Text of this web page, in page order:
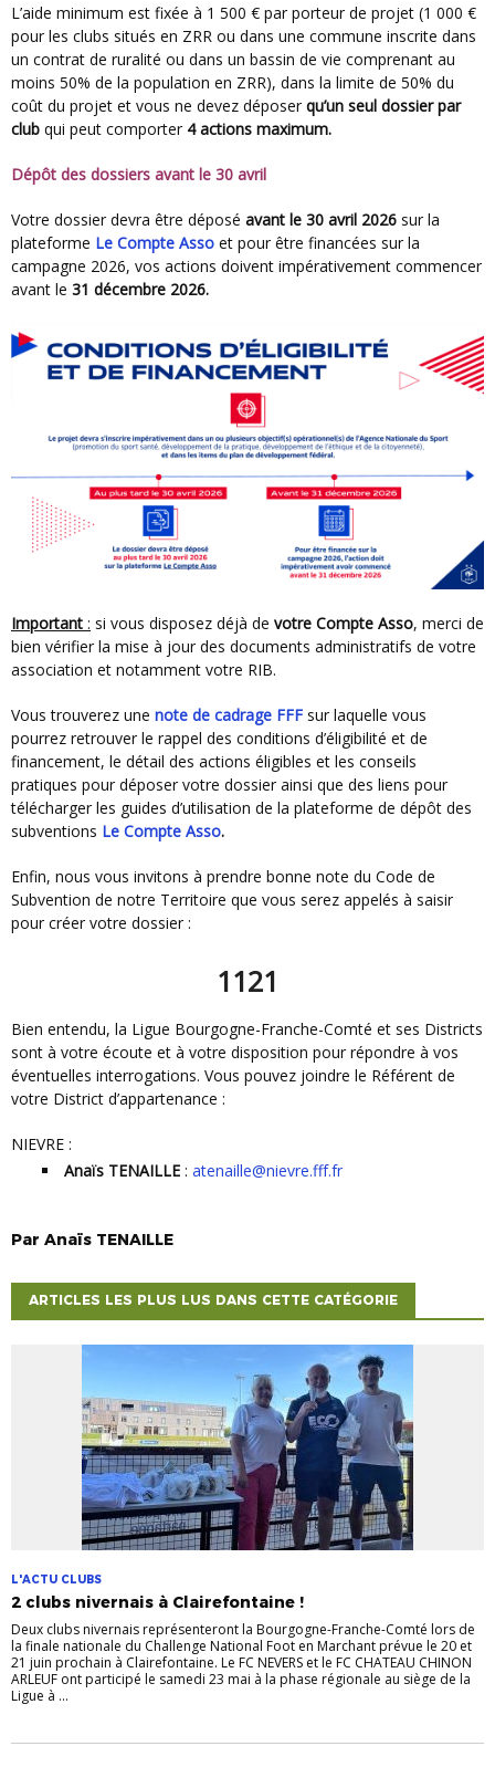
L’aide minimum est fixée à 1 500 € par porteur de projet (1 000 €
pour les clubs situés en ZRR ou dans une commune inscrite dans
un contrat de ruralité ou dans un bassin de vie comprenant au
moins 50% de la population en ZRR), dans la limite de 50% du
coût du projet et vous ne devez déposer qu’un seul dossier par
club qui peut comporter 4 actions maximum.
Dépôt des dossiers avant le 30 avril
Votre dossier devra être déposé avant le 30 avril 2026 sur la
plateforme Le Compte Asso et pour être financées sur la
campagne 2026, vos actions doivent impérativement commencer
avant le 31 décembre 2026.
Important : si vous disposez déjà de votre Compte Asso, merci de
bien vérifier la mise à jour des documents administratifs de votre
association et notamment votre RIB.
Vous trouverez une note de cadrage FFF sur laquelle vous
pourrez retrouver le rappel des conditions d’éligibilité et de
financement, le détail des actions éligibles et les conseils
pratiques pour déposer votre dossier ainsi que des liens pour
télécharger les guides d’utilisation de la plateforme de dépôt des
subventions Le Compte Asso.
Enfin, nous vous invitons à prendre bonne note du Code de
Subvention de notre Territoire que vous serez appelés à saisir
pour créer votre dossier :
1121
Bien entendu, la Ligue Bourgogne-Franche-Comté et ses Districts
sont à votre écoute et à votre disposition pour répondre à vos
éventuelles interrogations. Vous pouvez joindre le Référent de
votre District d’appartenance :
NIEVRE :
Anaïs TENAILLE : atenaille@nievre.fff.fr
Par Anaïs TENAILLE
ARTICLES LES PLUS LUS DANS CETTE CATÉGORIE
L'ACTU CLUBS
2 clubs nivernais à Clairefontaine !
Deux clubs nivernais représenteront la Bourgogne-Franche-Comté lors de
la finale nationale du Challenge National Foot en Marchant prévue le 20 et
21 juin prochain à Clairefontaine. Le FC NEVERS et le FC CHATEAU CHINON
ARLEUF ont participé le samedi 23 mai à la phase régionale au siège de la
Ligue à ...